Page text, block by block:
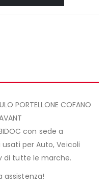
PORTELLONE COFANO
con sede a
per Auto, Veicoli
di tutte le marche.
assistenza!